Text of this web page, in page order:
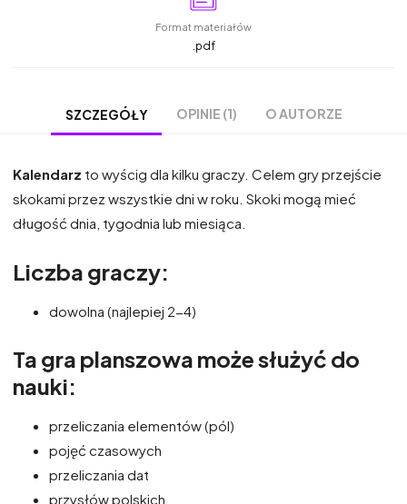
Format materiałów
.pdf
SZCZEGÓŁY OPINIE (1) O AUTORZE
Kalendarz to wyścig dla kilku graczy. Celem gry przejście
skokami przez wszystkie dni w roku. Skoki mogą mieć
długość dnia, tygodnia lub miesiąca.
Liczba graczy:
dowolna (najlepiej 2-4)
Ta gra planszowa może służyć do
nauki:
przeliczania elementów (pól)
pojęć czasowych
przeliczania dat
przysłów polskich